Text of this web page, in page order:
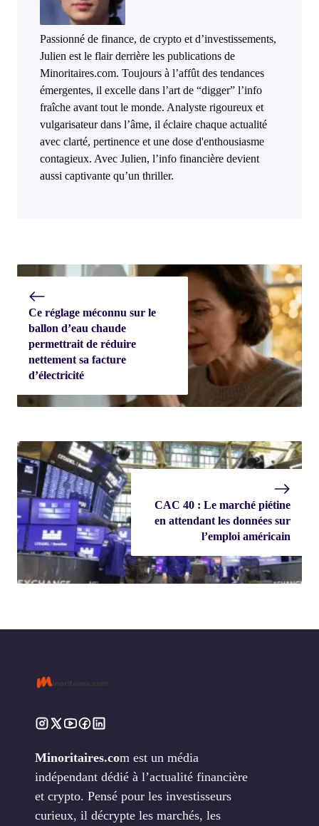
Passionné de finance, de crypto et d’investissements,
Julien est le flair derrière les publications de
Minoritaires.com. Toujours à l’affût des tendances
émergentes, il excelle dans l’art de “digger” l’info
fraîche avant tout le monde. Analyste rigoureux et
vulgarisateur dans l’âme, il éclaire chaque actualité
avec clarté, pertinence et une dose d'enthousiasme
contagieux. Avec Julien, l’info financière devient
aussi captivante qu’un thriller.
Ce réglage méconnu sur le
ballon d’eau chaude
permettrait de réduire
nettement sa facture
d’électricité
CAC 40 : Le marché piétine
en attendant les données sur
l’emploi américain
Minoritaires.com est un média
indépendant dédié à l’actualité financière
et crypto. Pensé pour les investisseurs
curieux, il décrypte les marchés, les